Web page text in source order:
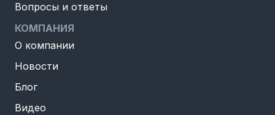
Вопросы и ответы
КОМПАНИЯ
О компании
Новости
Блог
Видео